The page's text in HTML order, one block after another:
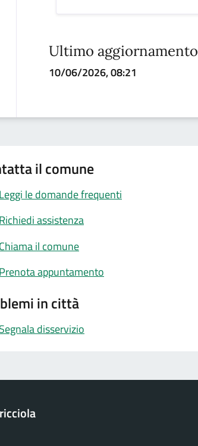
Ultimo aggiornamento
10/06/2026, 08:21
il comune
le domande frequenti
assistenza
il comune
appuntamento
in città
disservizio